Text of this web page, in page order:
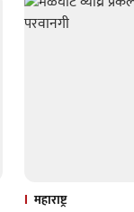
महाराष्ट्र